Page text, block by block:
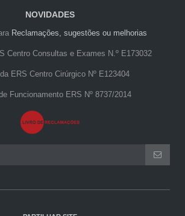
NOVIDADES
Reclamações, sugestões ou melhorias
Centro Consultas e Exames N.º E173032
ERS Centro Cirúrgico Nº E123404
Funcionamento ERS Nº 8737/2014